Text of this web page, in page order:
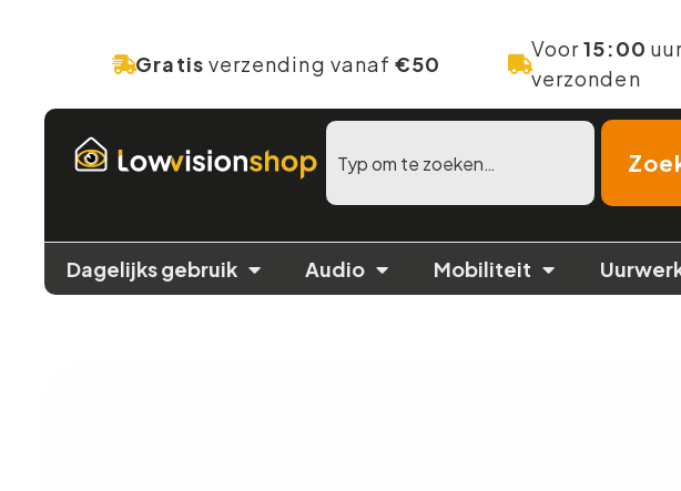
Gratis verzending vanaf €50
Voor15:00
verzonden
Dagelijks gebruik Audio Mobiliteit